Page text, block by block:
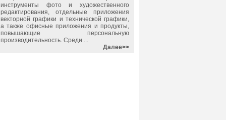
инструменты фото и художественного
редактирования, отдельные приложения
векторной графики и технической графики,
а также офисные приложения и продукты,
повышающие персональную
производительность. Среди ...
Далее>>